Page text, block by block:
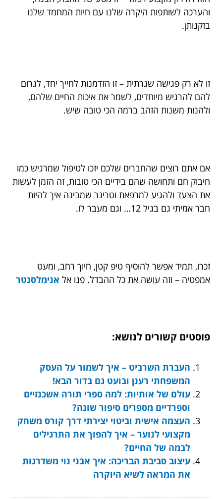
והערכה לשותפות היקרה שלנו עם חיות המחמד שלנו
בזקנותן.
זו לא רק פגישה שגרתית – זו הזדמנות לחייך יחד, לגרום
להם להרגיש מיוחדים, לשמר את איכות החיים שלהם,
ולהנות משנות הזהב ברמה הכי טובה שיש.
אם אתם רוצים שהחברים שלכם יזכו לטיפול שמרגיש כמו
חיבוק חם ותחושה שהם בידיים הכי טובות, זה הזמן לעשות
את הצעד ולהגיע למרפאת וטרינר שמבינה איך להיות
חבר אמיתי גם בגיל 12… וגם מעבר לו.
זכרו, תמיד אפשר להוסיף טיפ קטן, חיוך רחב, ומעט
אמפטיה – וזה עושה את כל ההבדל. פנו אל אנימלסנטר
פוסטים קשורים לנושא:
העברת השרביט – איך לשמור על העסק
המשפחתי רענן ובועט גם בדור הבא!
עולם של אותיות: למה ספרי תורה אשכנזיים
וספרדיים מספרים סיפור שונה?
העצמה אישית וביטוי יצירתי דרך קורס משחק
מקצועי לנוער – איך להפוך את התרגילים
לבמה של החיים?
עיצוב סביבת הבריכה: איך אבני נוי משדרגות
את המראה לשיא היוקרה